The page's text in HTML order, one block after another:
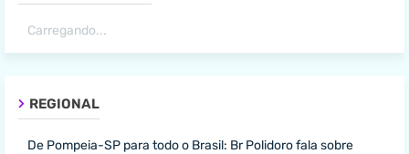
Carregando...
REGIONAL
De Pompeia-SP para todo o Brasil: Br Polidoro fala sobre